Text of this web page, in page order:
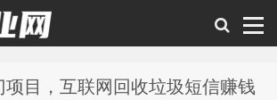
目，互联网回收垃圾短信赚钱